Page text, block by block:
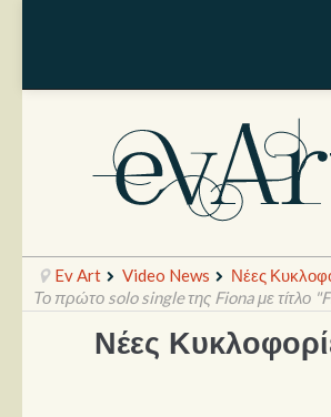
Ραπόρτο
Ev Art Video News
Νέες
Το πρώτο solo single της Fiona με τίτλο
Νέες